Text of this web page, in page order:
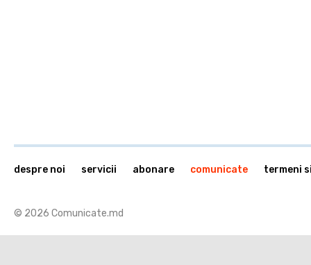
© 2026 Comunicate.md
despre noi servicii abonare comunicate termeni